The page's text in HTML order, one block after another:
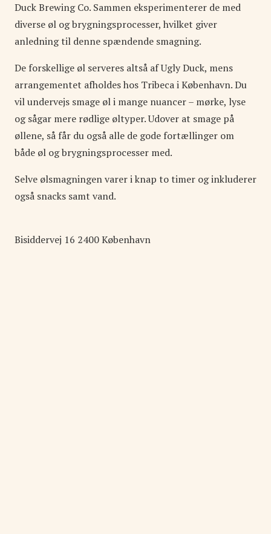
Duck Brewing Co. Sammen eksperimenterer de med
diverse øl og brygningsprocesser, hvilket giver
anledning til denne spændende smagning.
De forskellige øl serveres altså af Ugly Duck, mens
arrangementet afholdes hos Tribeca i København. Du
vil undervejs smage øl i mange nuancer – mørke, lyse
og sågar mere rødlige øltyper. Udover at smage på
øllene, så får du også alle de gode fortællinger om
både øl og brygningsprocesser med.
Selve ølsmagningen varer i knap to timer og inkluderer
også snacks samt vand.
Bisiddervej 16 2400København